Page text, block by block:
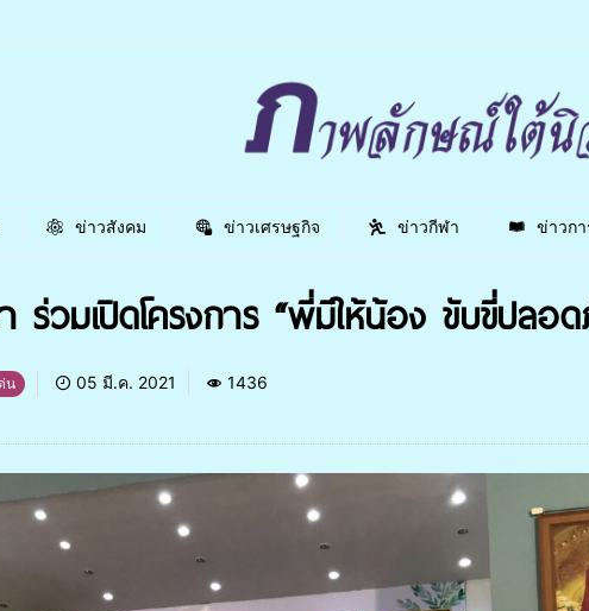
ข่าวสังคม ข่าวเศรษฐกิจ ข่าวกีฬา ข่าวก
ร่วมเปิดโครงการ “พี่มีให้น้อง ขับขี่ปลอ
น 05 มี.ค. 2021 1436